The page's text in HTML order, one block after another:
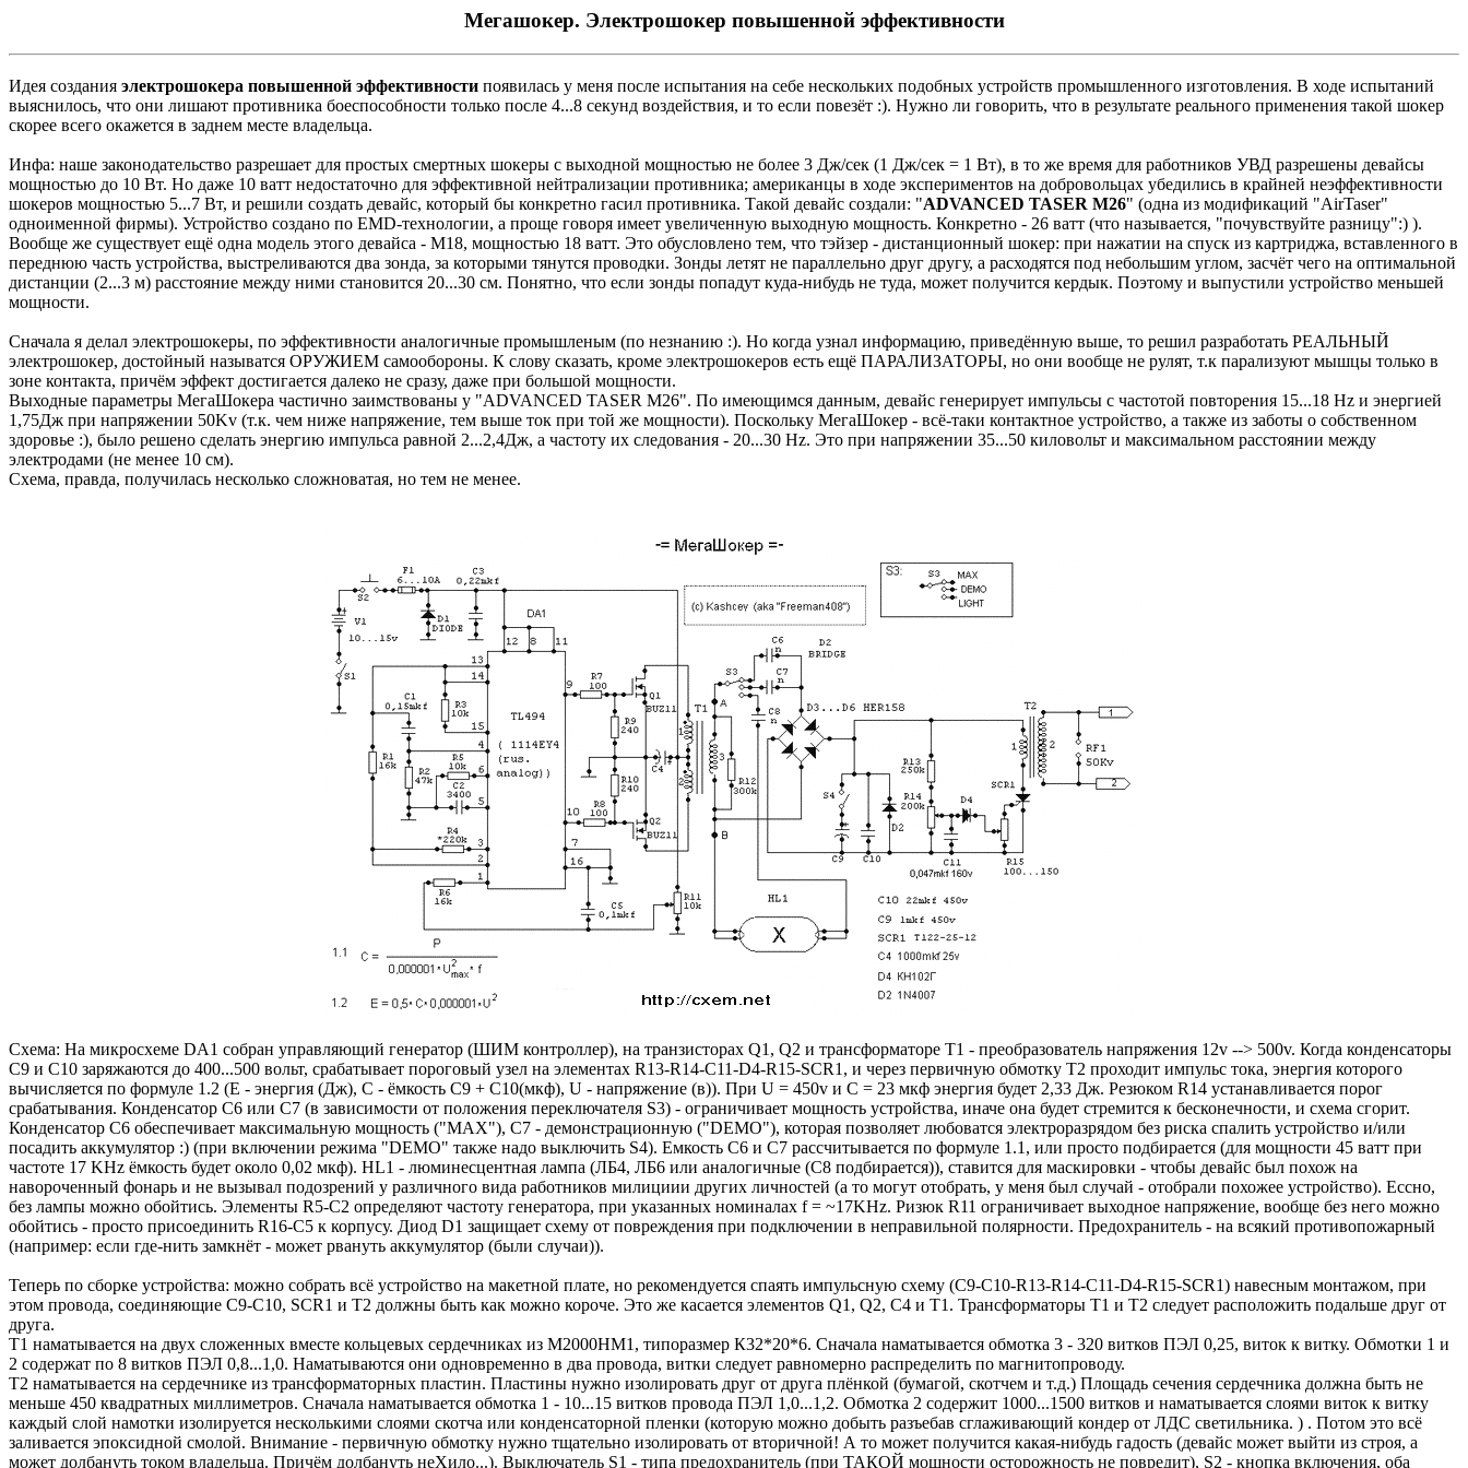
Мегашокер. Электрошокер повышенной эффективности
Идея создания электрошокера повышенной эффективности появилась у меня после испытания на себе нескольких подобных устройств промышленного изготовления. В ходе испытаний
выяснилось, что они лишают противника боеспособности только после 4...8 секунд воздействия, и то если повезёт :). Нужно ли говорить, что в результате реального применения такой шокер
скорее всего окажется в заднем месте владельца.
Инфа: наше законодательство разрешает для простых смертных шокеры с выходной мощностью не более 3 Дж/сек (1 Дж/сек = 1 Вт), в то же время для работников УВД разрешены девайсы
мощностью до 10 Вт. Но даже 10 ватт недостаточно для эффективной нейтрализации противника; американцы в ходе экспериментов на добровольцах убедились в крайней неэффективности
шокеров мощностью 5...7 Вт, и решили создать девайс, который бы конкретно гасил противника. Такой девайс создали: "ADVANCED TASER M26" (одна из модификаций "AirTaser"
одноименной фирмы). Устройство создано по EMD-технологии, а проще говоря имеет увеличенную выходную мощность. Конкретно - 26 ватт (что называется, "почувствуйте разницу":) ).
Вообще же существует ещё одна модель этого девайса - М18, мощностью 18 ватт. Это обусловлено тем, что тэйзер - дистанционный шокер: при нажатии на спуск из картриджа, вставленного в
переднюю часть устройства, выстреливаются два зонда, за которыми тянутся проводки. Зонды летят не параллельно друг другу, а расходятся под небольшим углом, засчёт чего на оптимальной
дистанции (2...3 м) расстояние между ними становится 20...30 см. Понятно, что если зонды попадут куда-нибудь не туда, может получится кердык. Поэтому и выпустили устройство меньшей
мощности.
Сначала я делал электрошокеры, по эффективности аналогичные промышленым (по незнанию :). Но когда узнал информацию, приведённую выше, то решил разработать РЕАЛЬНЫЙ
электрошокер, достойный называтся ОРУЖИЕМ самообороны. К слову сказать, кроме электрошокеров есть ещё ПАРАЛИЗАТОРЫ, но они вообще не рулят, т.к парализуют мышцы только в
зоне контакта, причём эффект достигается далеко не сразу, даже при большой мощности.
Выходные параметры МегаШокера частично заимствованы у "ADVANCED TASER M26". По имеющимся данным, девайс генерирует импульсы с частотой повторения 15...18 Hz и энергией
1,75Дж при напряжении 50Kv (т.к. чем ниже напряжение, тем выше ток при той же мощности). Поскольку МегаШокер - всё-таки контактное устройство, а также из заботы о собственном
здоровье :), было решено сделать энергию импульса равной 2...2,4Дж, а частоту их следования - 20...30 Hz. Это при напряжении 35...50 киловольт и максимальном расстоянии между
электродами (не менее 10 см).
Схема, правда, получилась несколько сложноватая, но тем не менее.
Схема: На микросхеме DA1 собран управляющий генератор (ШИМ контроллер), на транзисторах Q1, Q2 и трансформаторе Т1 - преобразователь напряжения 12v --> 500v. Когда конденсаторы
С9 и С10 заряжаются до 400...500 вольт, срабатывает пороговый узел на элементах R13-R14-C11-D4-R15-SCR1, и через первичную обмотку Т2 проходит импульс тока, энергия которого
вычисляется по формуле 1.2 (Е - энергия (Дж), С - ёмкость С9 + С10(мкф), U - напряжение (в)). При U = 450v и С = 23 мкф энергия будет 2,33 Дж. Резюком R14 устанавливается порог
срабатывания. Конденсатор С6 или С7 (в зависимости от положения переключателя S3) - ограничивает мощность устройства, иначе она будет стремится к бесконечности, и схема сгорит.
Конденсатор С6 обеспечивает максимальную мощность ("МАХ"), С7 - демонстрационную ("DEMO"), которая позволяет любоватся электроразрядом без риска спалить устройство и/или
посадить аккумулятор :) (при включении режима "DEMO" также надо выключить S4). Емкость С6 и С7 рассчитывается по формуле 1.1, или просто подбирается (для мощности 45 ватт при
частоте 17 KHz ёмкость будет около 0,02 мкф). HL1 - люминесцентная лампа (ЛБ4, ЛБ6 или аналогичные (С8 подбирается)), ставится для маскировки - чтобы девайс был похож на
навороченный фонарь и не вызывал подозрений у различного вида работников милициии других личностей (а то могут отобрать, у меня был случай - отобрали похожее устройство). Ессно,
без лампы можно обойтись. Элементы R5-C2 определяют частоту генератора, при указанных номиналах f = ~17KHz. Ризюк R11 ограничивает выходное напряжение, вообще без него можно
обойтись - просто присоединить R16-С5 к корпусу. Диод D1 защищает схему от повреждения при подключении в неправильной полярности. Предохранитель - на всякий противопожарный
(например: если где-нить замкнёт - может рвануть аккумулятор (были случаи)).
Теперь по сборке устройства: можно собрать всё устройство на макетной плате, но рекомендуется спаять импульсную схему (С9-С10-R13-R14-C11-D4-R15-SCR1) навесным монтажом, при
этом провода, соединяющие С9-С10, SCR1 и Т2 должны быть как можно короче. Это же касается элементов Q1, Q2, C4 и T1. Трансформаторы Т1 и Т2 следует расположить подальше друг от
друга.
Т1 наматывается на двух сложенных вместе кольцевых сердечниках из М2000НМ1, типоразмер К32*20*6. Сначала наматывается обмотка 3 - 320 витков ПЭЛ 0,25, виток к витку. Обмотки 1 и
2 содержат по 8 витков ПЭЛ 0,8...1,0. Наматываются они одновременно в два провода, витки следует равномерно распределить по магнитопроводу.
Т2 наматывается на сердечнике из трансформаторных пластин. Пластины нужно изолировать друг от друга плёнкой (бумагой, скотчем и т.д.) Площадь сечения сердечника должна быть не
меньше 450 квадратных миллиметров. Сначала наматывается обмотка 1 - 10...15 витков провода ПЭЛ 1,0...1,2. Обмотка 2 содержит 1000...1500 витков и наматывается слоями виток к витку
каждый слой намотки изолируется несколькими слоями скотча или конденсаторной пленки (которую можно добыть разъебав сглаживающий кондер от ЛДС светильника. ) . Потом это всё
заливается эпоксидной смолой. Внимание - первичную обмотку нужно тщательно изолировать от вторичной! А то может получится какая-нибудь гадость (девайс может выйти из строя, а
может долбануть током владельца. Причём долбануть неХило...). Выключатель S1 - типа предохранитель (при ТАКОЙ мощности осторожность не повредит), S2 - кнопка включения, оба